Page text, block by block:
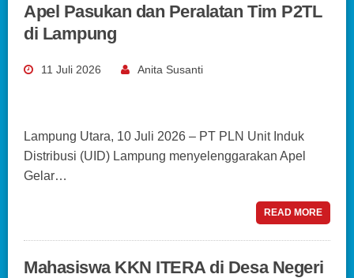
Apel Pasukan dan Peralatan Tim P2TL
di Lampung
11 Juli 2026 Anita Susanti
Lampung Utara, 10 Juli 2026 – PT PLN Unit Induk
Distribusi (UID) Lampung menyelenggarakan Apel
Gelar…
READ MORE
Mahasiswa KKN ITERA di Desa Negeri